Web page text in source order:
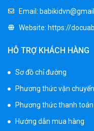
Xe
Email:
Website: https://
HỖ TRỢ KHÁCH HÀNG
Sơ đồ chỉ đường
Phương thức vận chuyển
Phương thức thanh toán
Hướng dẫn mua hàng